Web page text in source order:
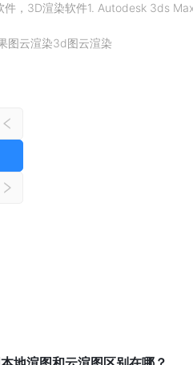
，3D渲染软件1. Autodesk 3ds Max
。3D渲染软件。
图云渲染3d图云渲染